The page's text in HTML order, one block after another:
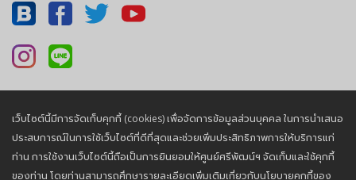
นโยบายความเป็นส่วนตัว |นโยบายคุกกี้
เว็บไซต์นี้มีการจัดเก็บคุกกี้ (cookies) เพื่อจัดการข้อมูลส่วนบุคคล ในการนำเสนอ
ประสบการณ์ในการใช้เว็บไซต์ที่ดีที่สุดและช่วยเพิ่มประสิทธิภาพการให้บริการแก่
ท่าน การใช้งานเว็บไซต์นี้ถือเป็นการยินยอมให้ศูนย์ศรีพัฒน์ฯ จัดเก็บและใช้คุกกี้
ของท่าน โดยท่านสามารถศึกษารายละเอียดเพิ่มเติมเกี่ยวกับนโยบายคุกกี้ของ